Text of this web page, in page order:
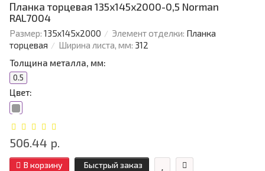
Планка торцевая 135х145х2000-0,5 Norman
RAL7004
Размер: 135х145х2000 Элемент отделки: Планка
торцевая
Ширина листа, мм: 312
Толщина металла, мм:
0.5
Цвет:
506.44 р.
В корзину Быстрый заказ